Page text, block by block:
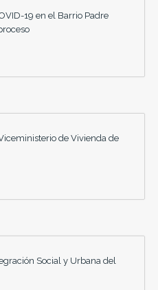
19 en el Barrio Padre
de Vivienda de
Social y Urbana del